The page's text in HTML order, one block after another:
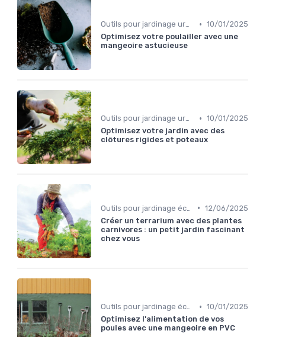
Outils pour jardinage urbain • 10/01/2025
Optimisez votre poulailler avec une
mangeoire astucieuse
Outils pour jardinage urbain • 10/01/2025
Optimisez votre jardin avec des
clôtures rigides et poteaux
• 12/06/2025
Créer un terrarium avec des plantes
carnivores : un petit jardin fascinant
chez vous
Outils pour jardinage écologique • 10/01/2025
Optimisez l'alimentation de vos
poules avec une mangeoire en PVC